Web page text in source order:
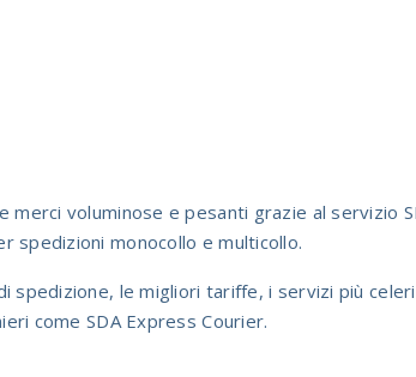
voluminose e pesanti grazie al servizio
spedizioni monocollo e multicollo.
spedizione, le migliori tariffe, i servizi più
come SDA Express Courier.